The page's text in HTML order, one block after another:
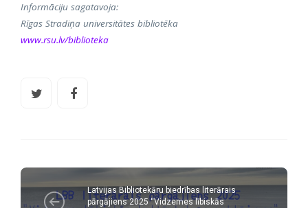
Informāciju sagatavoja:
Rīgas Stradiņa universitātes bibliotēka
www.rsu.lv/biblioteka
Latvijas Bibliotekāru biedrības literārais
pārgājiens 2025 “Vidzemes lībiskās